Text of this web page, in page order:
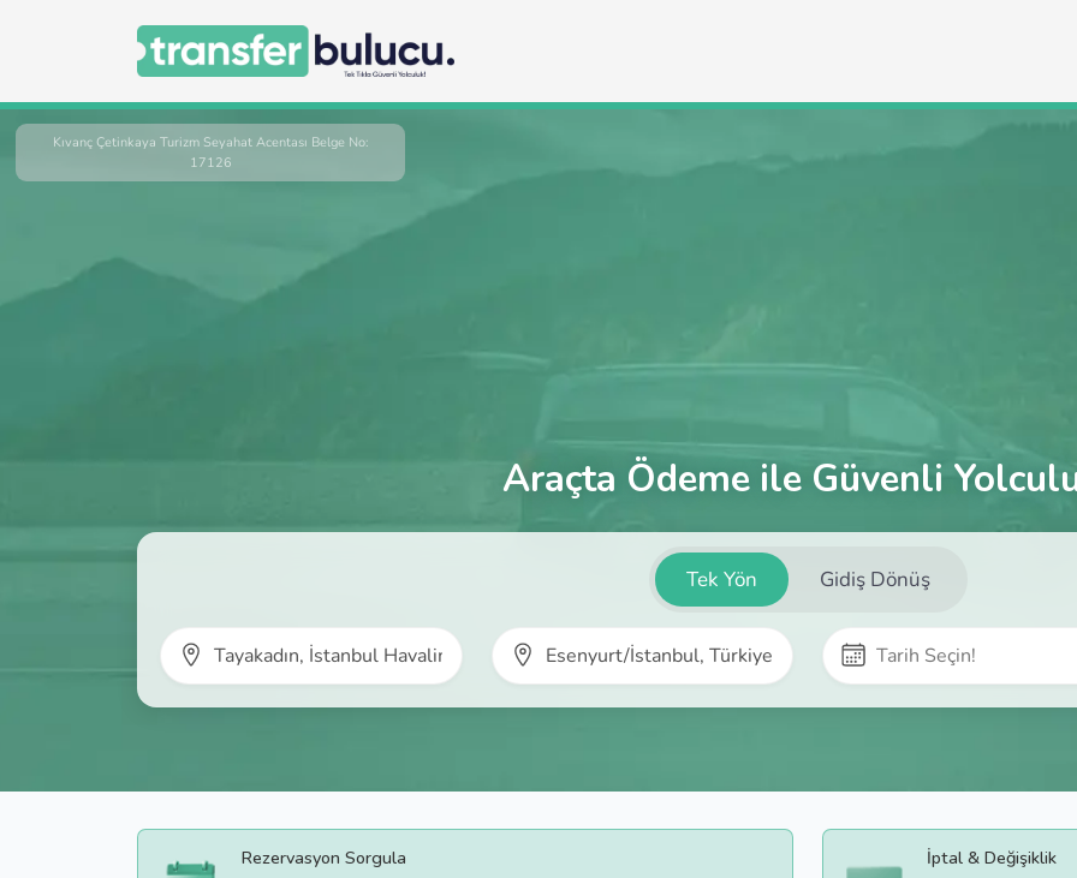
Kıvanç Çetinkaya Turizm Seyahat Acentası Belge No:
17126
Araçta Ödeme ile Güvenli
Tek Yön Gidiş Dönüş
Rezervasyon Sorgula
İptal & Değişiklik